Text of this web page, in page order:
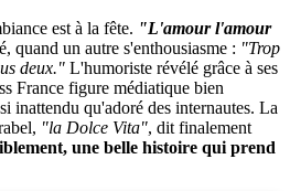
est à la fête. "L'amour l'amour
quand un autre s'enthousiasme : "Trop
deux." L'humoriste révélé grâce à ses
France figure médiatique bien
inattendu qu'adoré des internautes. La
"la Dolce Vita", dit finalement
une belle histoire qui prend